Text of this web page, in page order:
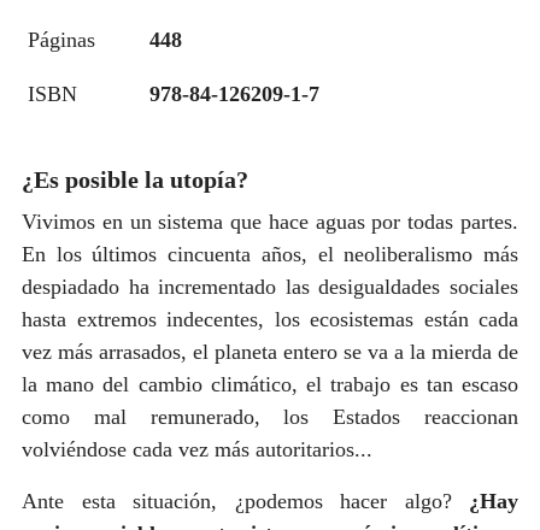
Páginas 448
ISBN 978-84-126209-1-7
¿Es posible la utopía?
Vivimos en un sistema que hace aguas por todas partes.
En los últimos cincuenta años, el neoliberalismo más
despiadado ha incrementado las desigualdades sociales
hasta extremos indecentes, los ecosistemas están cada
vez más arrasados, el planeta entero se va a la mierda de
la mano del cambio climático, el trabajo es tan escaso
como mal remunerado, los Estados reaccionan
volviéndose cada vez más autoritarios...
Ante esta situación, ¿podemos hacer algo? ¿Hay